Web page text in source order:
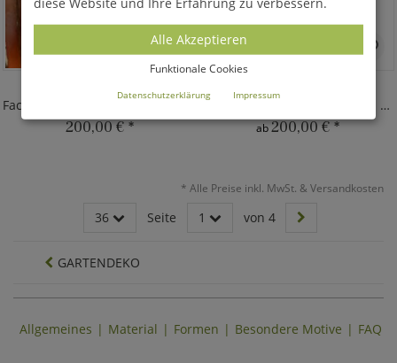
200,00 €*
Farbige Bronzeblume für den Garten
ab200,00 €*
* Alle Preise inkl. MwSt. & Versandkosten
36 Seite 1 von 4
GARTENDEKO
Allgemeines Material Formen Besondere Motive FAQ
Alle Akzeptieren
Funktionale Cookies
Datenschutzerklärung Impressum